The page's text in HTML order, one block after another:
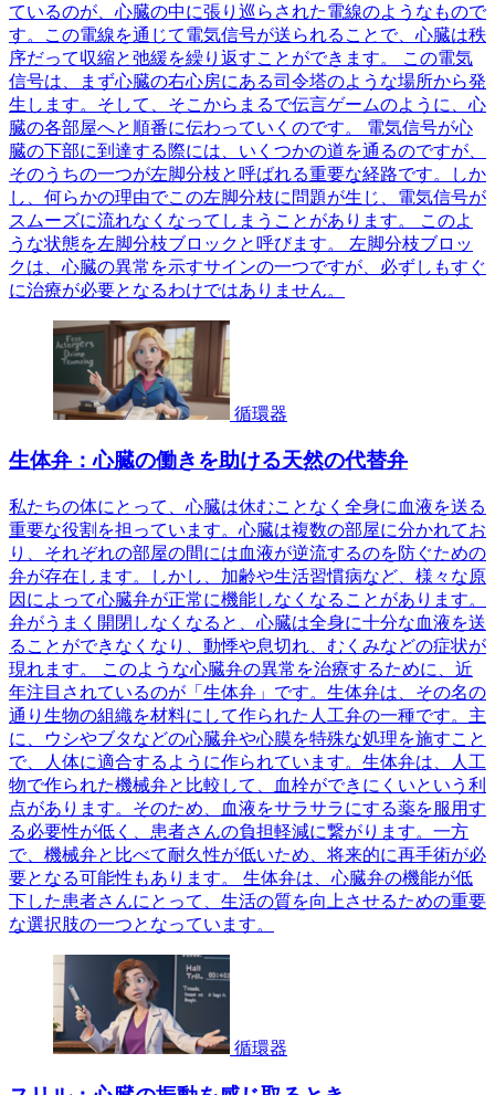
ているのが、心臓の中に張り巡らされた電線のようなもので
す。この電線を通じて電気信号が送られることで、心臓は秩
序だって収縮と弛緩を繰り返すことができます。 この電気
信号は、まず心臓の右心房にある司令塔のような場所から発
生します。そして、そこからまるで伝言ゲームのように、心
臓の各部屋へと順番に伝わっていくのです。 電気信号が心
臓の下部に到達する際には、いくつかの道を通るのですが、
そのうちの一つが左脚分枝と呼ばれる重要な経路です。しか
し、何らかの理由でこの左脚分枝に問題が生じ、電気信号が
スムーズに流れなくなってしまうことがあります。 このよ
うな状態を左脚分枝ブロックと呼びます。 左脚分枝ブロッ
クは、心臓の異常を示すサインの一つですが、必ずしもすぐ
に治療が必要となるわけではありません。
循環器
生体弁：心臓の働きを助ける天然の代替弁
私たちの体にとって、心臓は休むことなく全身に血液を送る
重要な役割を担っています。心臓は複数の部屋に分かれてお
り、それぞれの部屋の間には血液が逆流するのを防ぐための
弁が存在します。しかし、加齢や生活習慣病など、様々な原
因によって心臓弁が正常に機能しなくなることがあります。
弁がうまく開閉しなくなると、心臓は全身に十分な血液を送
ることができなくなり、動悸や息切れ、むくみなどの症状が
現れます。 このような心臓弁の異常を治療するために、近
年注目されているのが「生体弁」です。生体弁は、その名の
通り生物の組織を材料にして作られた人工弁の一種です。主
に、ウシやブタなどの心臓弁や心膜を特殊な処理を施すこと
で、人体に適合するように作られています。生体弁は、人工
物で作られた機械弁と比較して、血栓ができにくいという利
点があります。そのため、血液をサラサラにする薬を服用す
る必要性が低く、患者さんの負担軽減に繋がります。一方
で、機械弁と比べて耐久性が低いため、将来的に再手術が必
要となる可能性もあります。 生体弁は、心臓弁の機能が低
下した患者さんにとって、生活の質を向上させるための重要
な選択肢の一つとなっています。
循環器